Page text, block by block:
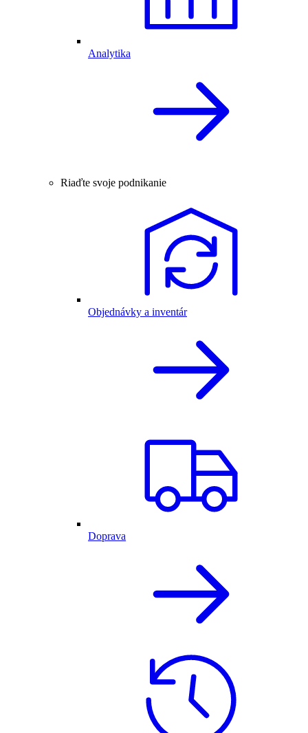
Analytika
Riaďte svoje podnikanie
Objednávky a inventár
Doprava